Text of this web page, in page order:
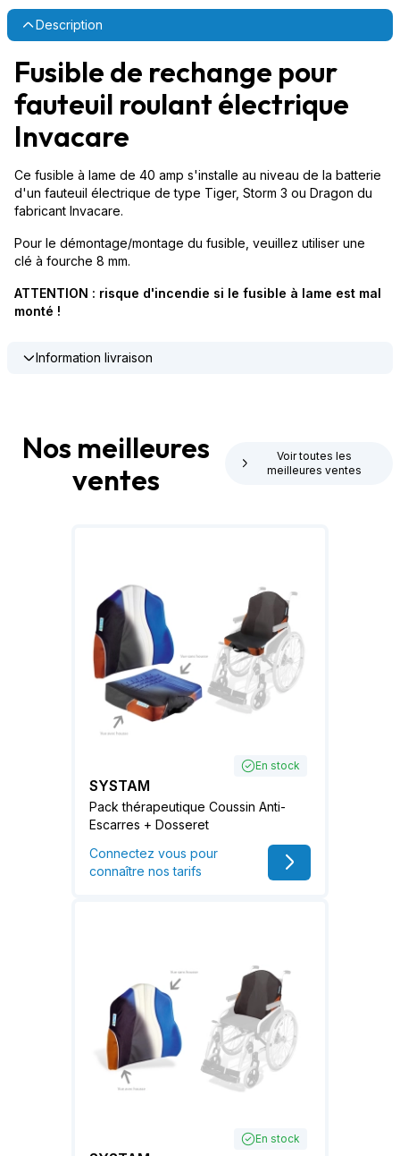
Description
Fusible de rechange pour
fauteuil roulant électrique
Invacare
Ce fusible à lame de 40 amp s'installe au niveau de la batterie
d'un fauteuil électrique de type Tiger, Storm 3 ou Dragon du
fabricant Invacare.
Pour le démontage/montage du fusible, veuillez utiliser une
clé à fourche 8 mm.
ATTENTION : risque d'incendie si le fusible à lame est mal
monté !
Information livraison
Nos meilleures
ventes
Voir toutes les
meilleures ventes
En stock
SYSTAM
Pack thérapeutique Coussin Anti-
Escarres + Dosseret
Connectez vous pour
connaître nos tarifs
En stock